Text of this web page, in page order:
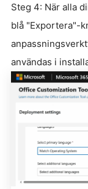
Steg 4: När alla
blå "Exportera"-
användas i